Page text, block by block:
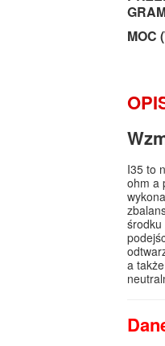
MOC
I35 to
ohm a
środku
a